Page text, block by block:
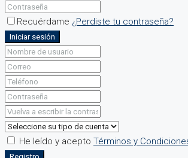
Recuérdame ¿Perdiste tu contraseña?
Iniciar sesión
He leído y acepto Términos y